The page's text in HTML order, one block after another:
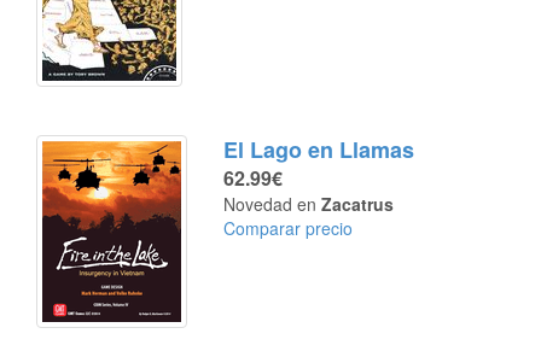
El Lago en Llamas
62.99€
Novedad en Zacatrus
Comparar precio